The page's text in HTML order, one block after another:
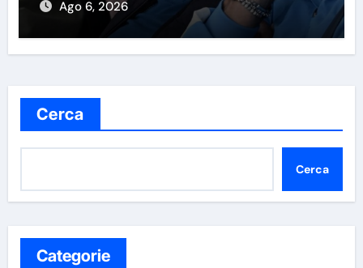
Ago 6, 2026
Cerca
Cerca
Categorie